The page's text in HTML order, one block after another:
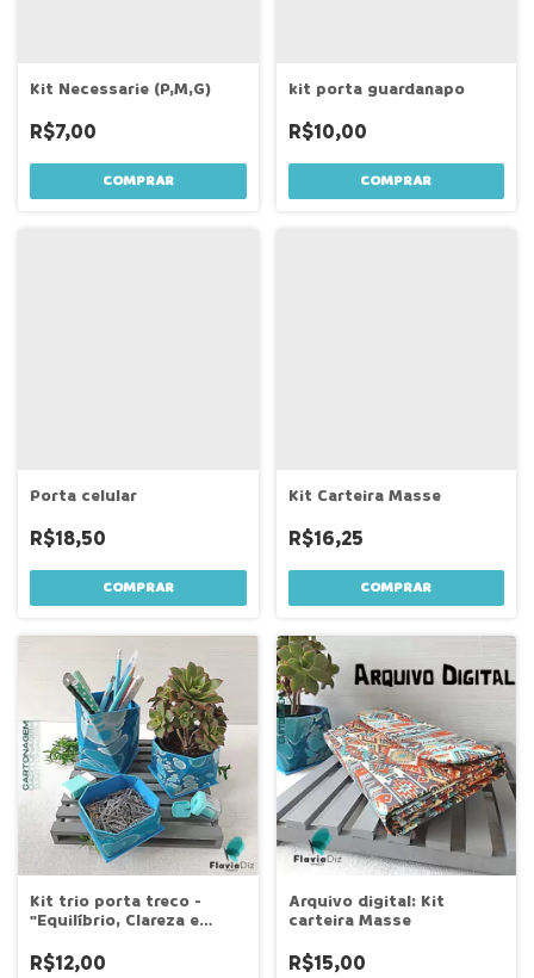
Kit Necessarie (P,M,G)
R$7,00
COMPRAR
kit porta guardanapo
R$10,00
COMPRAR
Porta celular
R$18,50
Kit Carteira Masse
R$16,25
Kit trio porta treco -
"Equilíbrio, Clareza e
R$12,00
Arquivo digital: Kit
carteira Masse
R$15,00